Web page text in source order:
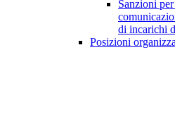
Sanzioni
di incarichi
Posizioni